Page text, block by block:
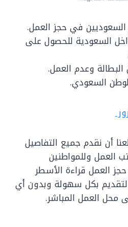
في حجز العمل.
السعودية للحصول على
وعدم العمل.
السعودي.
أن نقدم جميع التفاصيل
العمل وللمواطنين
العمل قراءة الأسطر
بكل سهولة وبدون أي
محل العمل المباشر.